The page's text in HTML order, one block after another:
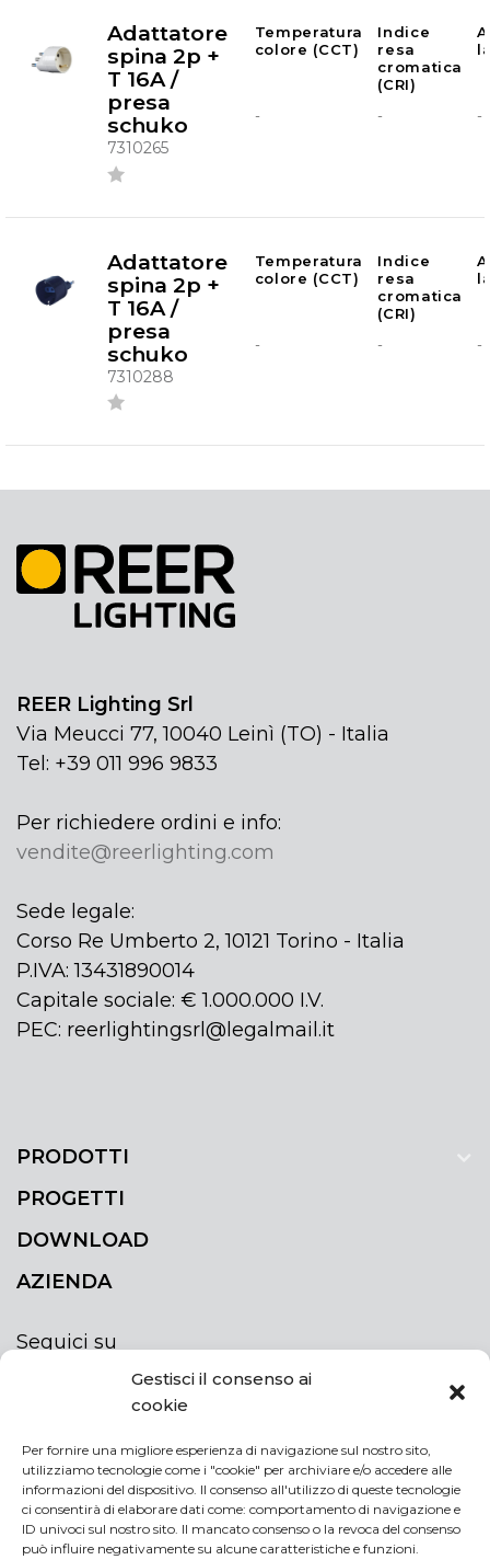
Gestisci il consenso ai
cookie
Per fornire una migliore esperienza di navigazione sul nostro sito,
utilizziamo tecnologie come i "cookie" per archiviare e/o accedere alle
informazioni del dispositivo. Il consenso all'utilizzo di queste tecnologie
ci consentirà di elaborare dati come: comportamento di navigazione e
ID univoci sul nostro sito. Il mancato consenso o la revoca del consenso
può influire negativamente su alcune caratteristiche e funzioni.
Adattatore
spina 2p +
T 16A /
presa
schuko
7310265
Temperatura
colore (CCT)
Indice
resa
cromatica
(CRI)
- - -
Adattatore
spina 2p +
T 16A /
presa
schuko
7310288
Temperatura
colore (CCT)
Indice
resa
cromatica
(CRI)
- - -
REER Lighting Srl
Via Meucci 77, 10040 Leinì (TO) - Italia
Tel: +39 011 996 9833
Per richiedere ordini e info:
vendite@reerlighting.com
Sede legale:
Corso Re Umberto 2, 10121 Torino - Italia
P.IVA: 13431890014
Capitale sociale: € 1.000.000 I.V.
PEC: reerlightingsrl@legalmail.it
PRODOTTI
PROGETTI
DOWNLOAD
AZIENDA
Seguici su
ISCRIVITI ALLA NEWSLETTER
Rimani sempre aggiornato iscrivendoti alla
newsletter